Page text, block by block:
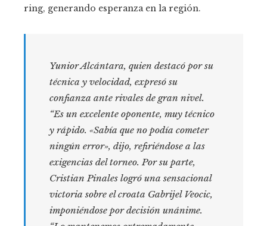
ring, generando esperanza en la región.
Yunior Alcántara, quien destacó por su
técnica y velocidad, expresó su
confianza ante rivales de gran nivel.
“Es un excelente oponente, muy técnico
y rápido. «Sabía que no podía cometer
ningún error», dijo, refiriéndose a las
exigencias del torneo. Por su parte,
Cristian Pinales logró una sensacional
victoria sobre el croata Gabrijel Veocic,
imponiéndose por decisión unánime.